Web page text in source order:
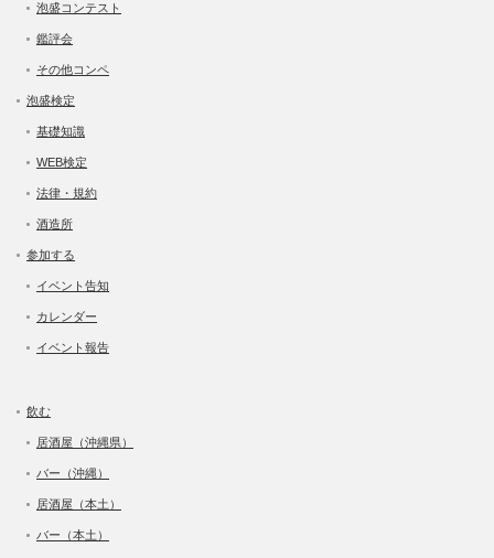
泡盛コンテスト
鑑評会
その他コンペ
泡盛検定
基礎知識
WEB検定
法律・規約
酒造所
参加する
イベント告知
カレンダー
イベント報告
飲む
居酒屋（沖縄県）
バー（沖縄）
居酒屋（本土）
バー（本土）